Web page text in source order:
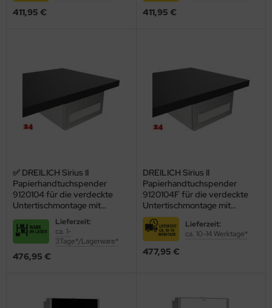
411,95 € 411,95 €
✅ DREILICH Sirius II
Papierhandtuchspender
9120104 für die verdeckte
Untertischmontage mit
Zylinderschloss
(2002040013)Lieferzeit:
ca. 1-
3Tage*/Lagerware*
476,95 €
DREILICH Sirius II
Papierhandtuchspender
9120104F für die verdeckte
Untertischmontage mit
Federschnäpper
(2002040076)Lieferzeit:
ca. 10-14 Werktage*
477,95 €